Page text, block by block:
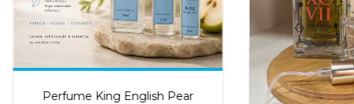
Perfume King English Pear